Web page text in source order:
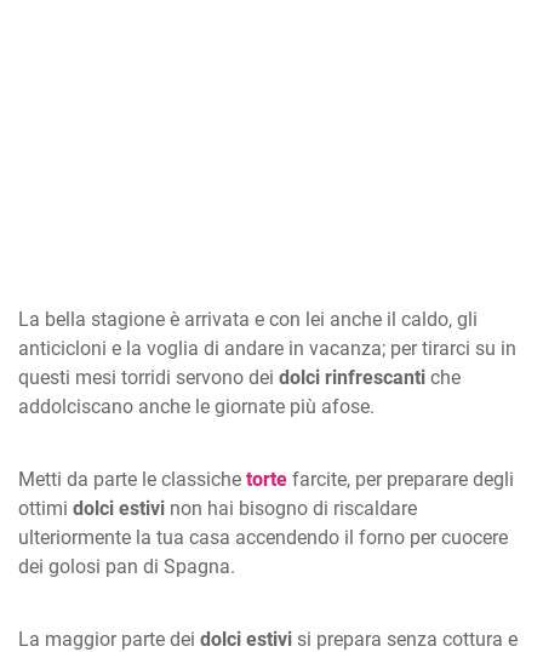
La bella stagione è arrivata e con lei anche il caldo, gli
anticicloni e la voglia di andare in vacanza; per tirarci su in
questi mesi torridi servono dei dolci rinfrescanti che
addolciscano anche le giornate più afose.
Metti da parte le classiche torte farcite, per preparare degli
ottimi dolci estivi non hai bisogno di riscaldare
ulteriormente la tua casa accendendo il forno per cuocere
dei golosi pan di Spagna.
La maggior parte dei dolci estivi si prepara senza cottura e